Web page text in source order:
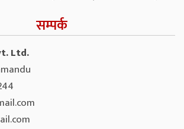
सम्पर्क
Ltd.